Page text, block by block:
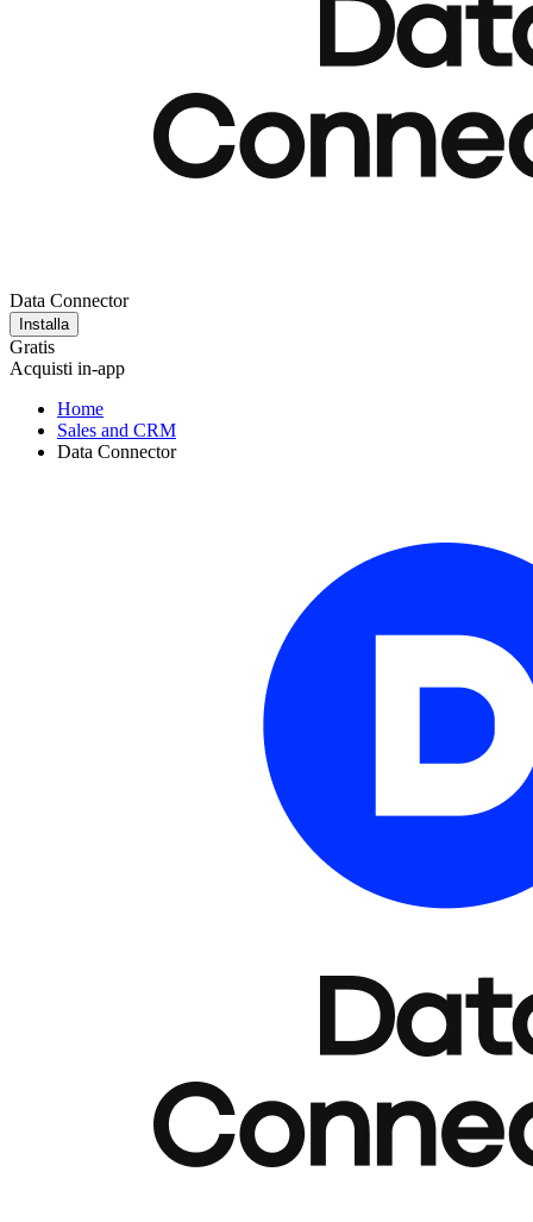
Data Connector
Installa
Gratis
Acquisti in-app
Home
Sales and CRM
Data Connector